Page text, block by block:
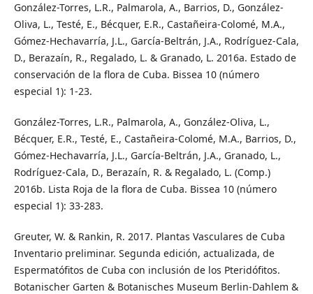
González-Torres, L.R., Palmarola, A., Barrios, D., González-
Oliva, L., Testé, E., Bécquer, E.R., Castañeira-Colomé, M.A.,
Gómez-Hechavarría, J.L., García-Beltrán, J.A., Rodríguez-Cala,
D., Berazaín, R., Regalado, L. & Granado, L. 2016a. Estado de
conservación de la flora de Cuba. Bissea 10 (número
especial 1): 1-23.
González-Torres, L.R., Palmarola, A., González-Oliva, L.,
Bécquer, E.R., Testé, E., Castañeira-Colomé, M.A., Barrios, D.,
Gómez-Hechavarría, J.L., García-Beltrán, J.A., Granado, L.,
Rodríguez-Cala, D., Berazaín, R. & Regalado, L. (Comp.)
2016b. Lista Roja de la flora de Cuba. Bissea 10 (número
especial 1): 33-283.
Greuter, W. & Rankin, R. 2017. Plantas Vasculares de Cuba
Inventario preliminar. Segunda edición, actualizada, de
Espermatófitos de Cuba con inclusión de los Pteridófitos.
Botanischer Garten & Botanisches Museum Berlin-Dahlem &